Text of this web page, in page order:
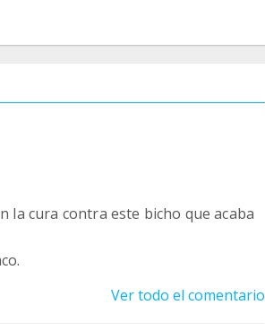
la cura contra este bicho que acaba
Ver todo el comentario